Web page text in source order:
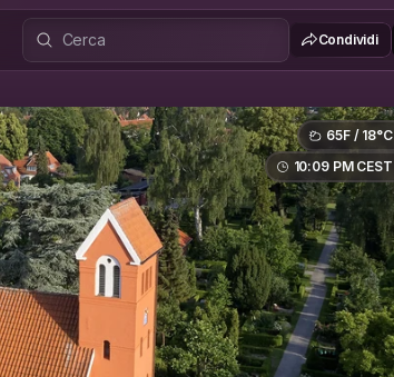
Condividi
65F / 18°C
10:09 PM CEST